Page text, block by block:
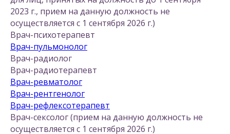
2023 г., прием на данную должность не
осуществляется с 1 сентября 2026 г.)
Врач-психотерапевт
Врач-пульмонолог
Врач-радиолог
Врач-радиотерапевт
Врач-ревматолог
Врач-рентгенолог
Врач-рефлексотерапевт
Врач-сексолог (прием на данную должность не
осуществляется с 1 сентября 2026 г.)